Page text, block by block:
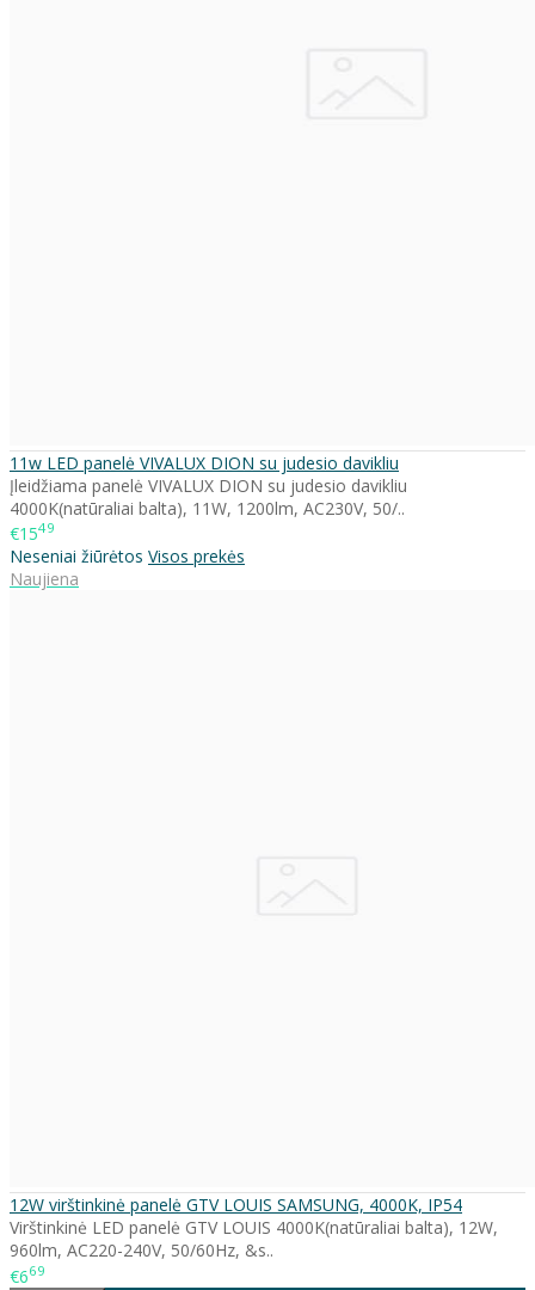
11w LED panelė VIVALUX DION su judesio davikliu
Įleidžiama panelė VIVALUX DION su judesio davikliu
4000K(natūraliai balta), 11W, 1200lm, AC230V, 50/..
€1549
Neseniai žiūrėtos Visos prekės
Naujiena
12W virštinkinė panelė GTV LOUIS SAMSUNG, 4000K, IP54
Virštinkinė LED panelė GTV LOUIS 4000K(natūraliai balta), 12W,
960lm, AC220-240V, 50/60Hz, &s..
€669